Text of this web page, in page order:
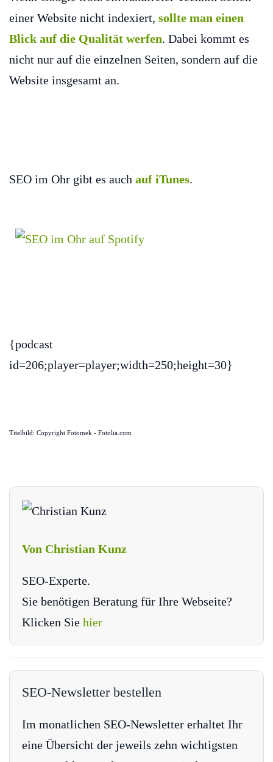
einer Website nicht indexiert, sollte man einen
Blick auf die Qualität werfen. Dabei kommt es
nicht nur auf die einzelnen Seiten, sondern auf die
Website insgesamt an.
SEO im Ohr gibt es auch auf iTunes.
{podcast
id=206;player=player;width=250;height=30}
Titelbild: Copyright Fotomek - Fotolia.com
Von Christian Kunz
SEO-Experte.
Sie benötigen Beratung für Ihre Webseite?
Klicken Sie hier
SEO-Newsletter bestellen
Im monatlichen SEO-Newsletter erhaltet Ihr
eine Übersicht der jeweils zehn wichtigsten